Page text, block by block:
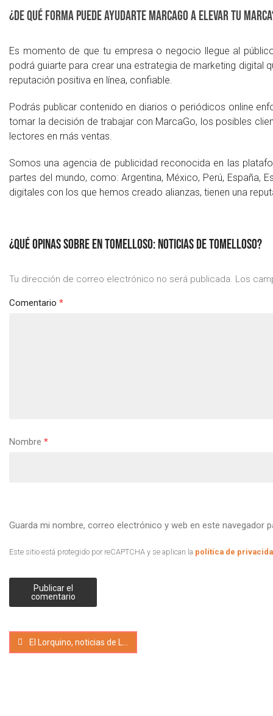
¿De qué forma puede ayudarte MarcaGo a elevar tu
Es momento de que tu empresa o negocio llegue al
podrá guiarte para crear una estrategia de marketing digital
reputación positiva en línea, confiable.
Podrás publicar contenido en diarios o periódicos online
tomar la decisión de trabajar con MarcaGo, los posibles
lectores en más ventas.
Somos una agencia de publicidad reconocida en las
partes del mundo, como: Argentina, México, Perú, España,
digitales con los que hemos creado alianzas, tienen una
¿QUÉ OPINAS SOBRE EN TOMELLOSO: NOTICIAS DE TOMELLOSO?
Tu dirección de correo electrónico no será publicada. Los
Comentario *
Nombre *
Guarda mi nombre, correo electrónico y web en este navegador
Este sitio está protegido por reCAPTCHA y se aplican la política de
El Lorquino, noticias de Lorca